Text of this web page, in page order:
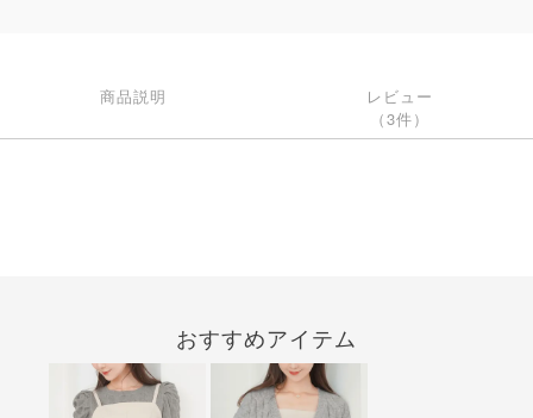
商品説明
レビュー
（3件）
おすすめアイテム